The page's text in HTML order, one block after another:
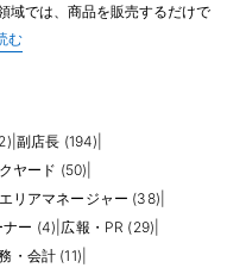
域では、商品を販売するだけで
チーム全体でお客様に選ばれる
売に加え、売上計画、KPI管理、
の両方が求められます。売上
スタッフの接客状況を見なが
では、限られた時間で売場を
断力も必要です。ラグジュアリ
ではカウンセリング品質やイベ
副店長 (194)
ヤード (50)
リアマネージャー (38)
ナー (4) 広報・PR (29)
・会計 (11)